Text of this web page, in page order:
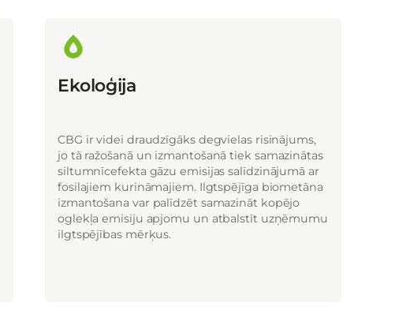
Ekoloģija
CBG ir videi draudzīgāks degvielas risinājums,
jo tā ražošanā un izmantošanā tiek samazinātas
siltumnīcefekta gāzu emisijas salīdzinājumā ar
fosilajiem kurināmajiem. Ilgtspējīga biometāna
izmantošana var palīdzēt samazināt kopējo
oglekļa emisiju apjomu un atbalstīt uzņēmumu
ilgtspējības mērķus.